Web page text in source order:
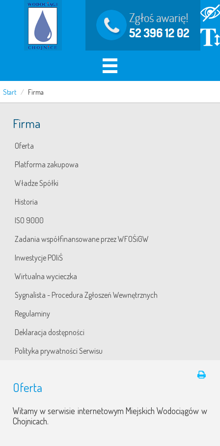
Start / Firma
Firma
Oferta
Platforma zakupowa
Władze Spółki
Historia
ISO 9000
Zadania współfinansowane przez WFOŚiGW
Inwestycje POIiŚ
Wirtualna wycieczka
Sygnalista - Procedura Zgłoszeń Wewnętrznych
Regulaminy
Deklaracja dostępności
Polityka prywatności Serwisu
Oferta
Witamy w serwisie internetowym Miejskich Wodociągów w
Chojnicach.